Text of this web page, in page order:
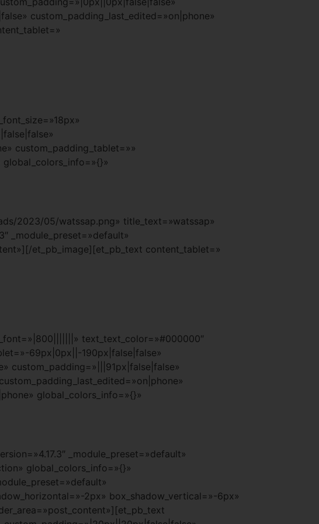
custom_padding_last_edited=»on|phone»
custom_padding_tablet=»»
2023/05/watssap.png» title_text=»watssap»
_module_preset=»default»
et_pb_image][et_pb_text content_tablet=»
text_text_color=»#000000″
69px|0px||-190px|false|false»
custom_padding=»|||91px|false|false»
global_colors_info=»{}»
_module_preset=»default»
global_colors_info=»{}»
2px» box_shadow_vertical=»-6px»